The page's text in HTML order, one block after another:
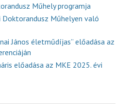
Műhely programja
Doktorandusz Műhelyen való
János életműdíjas” előadása az
előadása az MKE 2025. évi